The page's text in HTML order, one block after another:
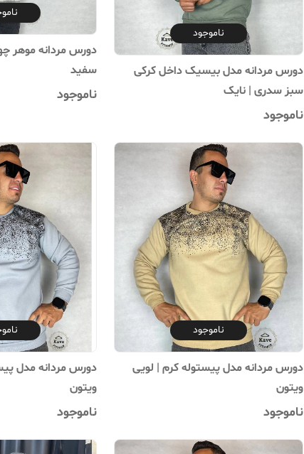
ناموجود
دورس مردانه مدل بیسیک داخل کرکی
سبز سدری | نایک
ناموجود
دورس مردانه موهر
سفید
ناموجود
ناموجود
دورس مردانه مدل پیستوله کرم | لویی
ویتون
ناموجود
دورس مردانه مدل
ویتون
ناموجود